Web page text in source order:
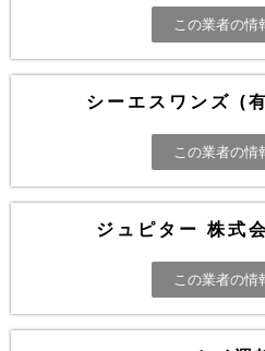
この業者の情
シーエスワンズ (
この業者の情
ジュピター 株式
この業者の情